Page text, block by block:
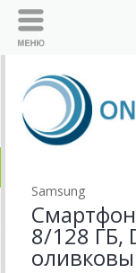
Samsung
8/128 ГБ,